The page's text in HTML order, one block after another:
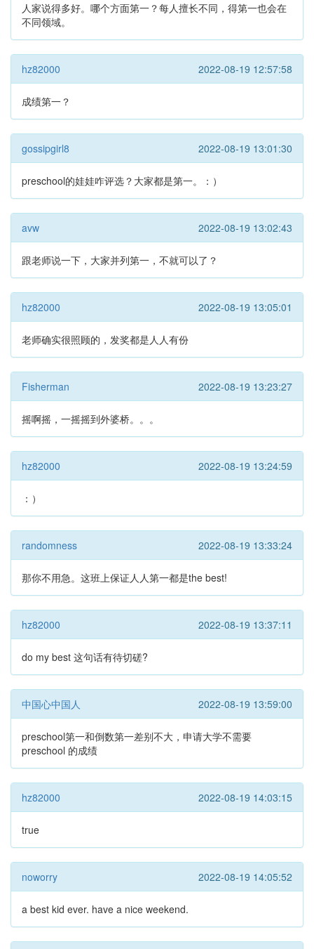
人家说得多好。哪个方面第一？每人擅长不同，得第一也会在
不同领域。
hz82000 2022-08-19 12:57:58
成绩第一？
gossipgirl8 2022-08-19 13:01:30
preschool的娃娃咋评选？大家都是第一。：）
avw 2022-08-19 13:02:43
跟老师说一下，大家并列第一，不就可以了？
hz82000 2022-08-19 13:05:01
老师确实很照顾的，发奖都是人人有份
Fisherman 2022-08-19 13:23:27
摇啊摇，一摇摇到外婆桥。。。
hz82000 2022-08-19 13:24:59
：）
randomness 2022-08-19 13:33:24
那你不用急。这班上保证人人第一都是the best!
hz82000 2022-08-19 13:37:11
do my best 这句话有待切磋?
中国心中国人 2022-08-19 13:59:00
preschool第一和倒数第一差别不大，申请大学不需要
preschool 的成绩
hz82000 2022-08-19 14:03:15
true
noworry 2022-08-19 14:05:52
a best kid ever. have a nice weekend.